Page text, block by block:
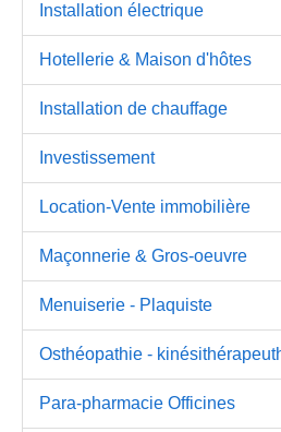
Installation électrique
Hotellerie & Maison d'hôtes
Installation de chauffage
Investissement
Location-Vente immobilière
Maçonnerie & Gros-oeuvre
Menuiserie - Plaquiste
Osthéopathie -
Para-pharmacie Officines